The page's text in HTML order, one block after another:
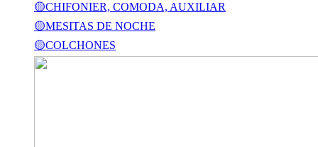
🟡CHIFONIER, COMODA, AUXILIAR
🟡MESITAS DE NOCHE
🟡COLCHONES